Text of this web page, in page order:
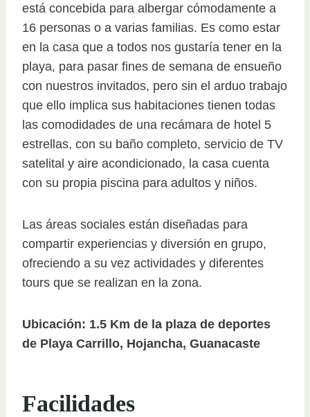
está concebida para albergar cómodamente a
16 personas o a varias familias. Es como estar
en la casa que a todos nos gustaría tener en la
playa, para pasar fines de semana de ensueño
con nuestros invitados, pero sin el arduo trabajo
que ello implica sus habitaciones tienen todas
las comodidades de una recámara de hotel 5
estrellas, con su baño completo, servicio de TV
satelital y aire acondicionado, la casa cuenta
con su propia piscina para adultos y niños.
Las áreas sociales están diseñadas para
compartir experiencias y diversión en grupo,
ofreciendo a su vez actividades y diferentes
tours que se realizan en la zona.
Ubicación: 1.5 Km de la plaza de deportes
de Playa Carrillo, Hojancha, Guanacaste
Facilidades